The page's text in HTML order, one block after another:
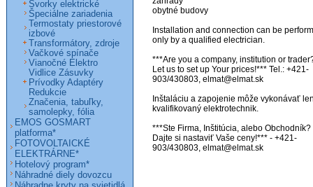
obytné budovy
Installation and connection can be
only by a qualified electrician.
***Are you a company, institution or
Let us to set up Your prices!*** Tel.: +421-
903/430803, elmat@elmat.sk
Inštaláciu a zapojenie môže vykonávať
kvalifikovaný elektrotechnik.
***Ste Firma, Inštitúcia, alebo Obchodník?
Dajte si nastaviť Vaše ceny!*** - +421-
903/430803, elmat@elmat.sk
Svorky elektrické
Špeciálne zariadenia
Termostaty priestorové
izbové
Transformátory, zdroje
Vačkové spínače
Vianočné Elektro
Vidlice Zásuvky
Prívodky Adaptéry
Redukcie
Značenia, tabuľky,
samolepky, fólia
EMOS GOSMART
platforma*
FOTOVOLTAICKÉ
ELEKTRÁRNE*
Hotelový program*
Náhradné diely dovozcu